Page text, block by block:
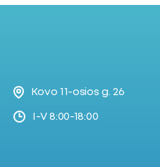
Kovo 11-osios g. 26
I-V 8:00-18:00